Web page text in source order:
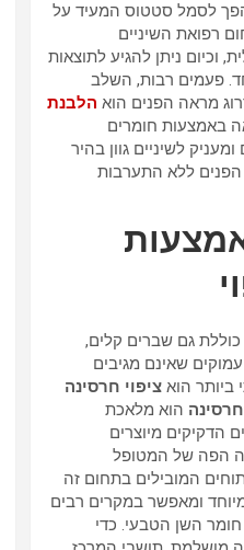
הפך לסמל סטטוס המעיד על
רפואת השיניים
וכיום ניתן להגיע לתוצאות
פעמים רבות, השלב
מראה הפנים הוא הלבנת
באמצעות חומרים
לשיניים גוון בהיר
ללא התערבות
גם שברים קלים,
עמוקים שאינם מגיבים
ביותר הוא ציפוי חרסינה
חרסינה הוא מלאכת
הדקיקים מיוצרים
הפה של המטופל
המובילים בתחום זה
ומאפשר במקרים רבים
השן הטבעי. כדי